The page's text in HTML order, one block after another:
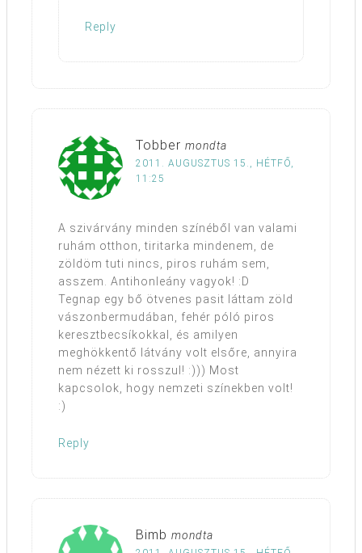
Reply
Tobber mondta
2011. AUGUSZTUS 15., HÉTFŐ,
11:25
A szivárvány minden színéből van valami
ruhám otthon, tiritarka mindenem, de
zöldöm tuti nincs, piros ruhám sem,
asszem. Antihonleány vagyok! :D
Tegnap egy bő ötvenes pasit láttam zöld
vászonbermudában, fehér póló piros
keresztbecsíkokkal, és amilyen
meghökkentő látvány volt elsőre, annyira
nem nézett ki rosszul! :))) Most
kapcsolok, hogy nemzeti színekben volt!
:)
Reply
Bimb mondta